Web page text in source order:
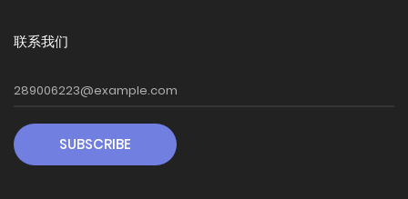
联系我们
SUBSCRIBE